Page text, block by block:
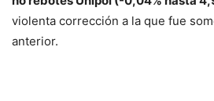
violenta corrección a la que fue
anterior.